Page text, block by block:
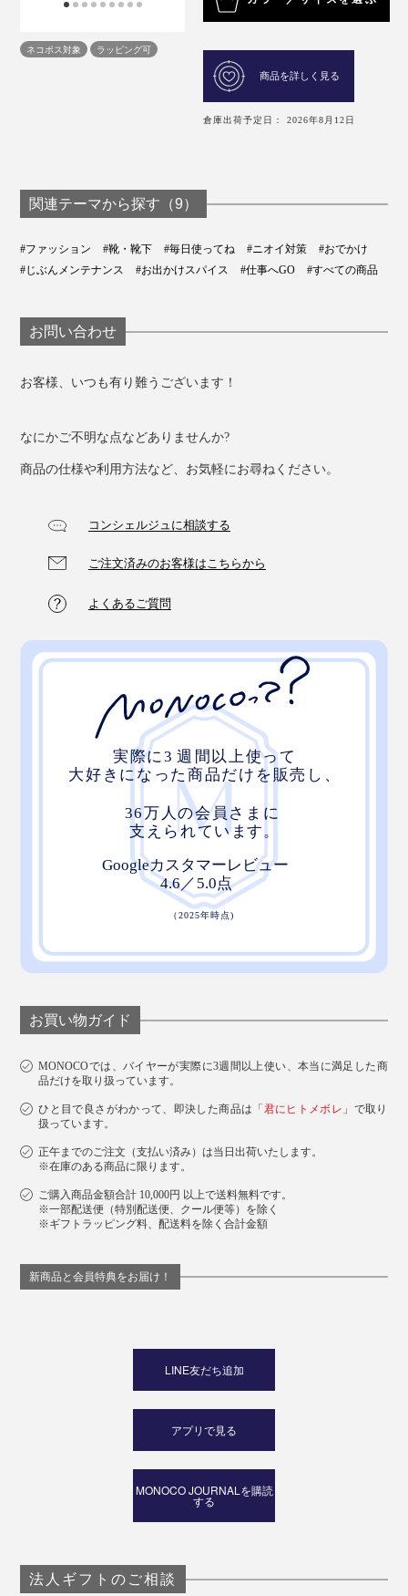
ネコポス対象 ラッピング可
商品を詳しく見る
倉庫出荷予定日： 2026年8月12日
関連テーマから探す（9）
#ファッション #靴・靴下 #毎日使ってね #ニオイ対策
#おでかけ
#じぶんメンテナンス
#お出かけスパイス #仕事へGO #すべての商品
お問い合わせ
お客様、いつも有り難うございます！
なにかご不明な点などありませんか?
商品の仕様や利用方法など、お気軽にお尋ねください。
コンシェルジュに相談する
ご注文済みのお客様はこちらから
よくあるご質問
お買い物ガイド
MONOCOでは、バイヤーが実際に3週間以上使い、本当に満足した商
品だけを取り扱っています。
ひと目で良さがわかって、即決した商品は「 君にヒトメボレ 」で取り
扱っています。
正午までのご注文（支払い済み）は当日出荷いたします。
※在庫のある商品に限ります。
ご購入商品金額合計 10,000円 以上で送料無料です。
※一部配送便（特別配送便、クール便等）を除く
※ギフトラッピング料、配送料を除く合計金額
新商品と会員特典をお届け！
LINE友だち追加
アプリで見る
MONOCO JOURNALを購読
する
法人ギフトのご相談